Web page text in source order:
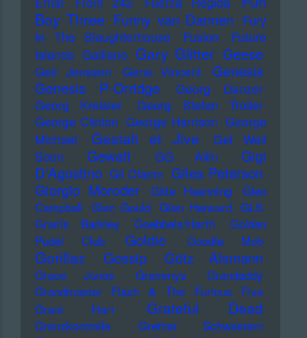
Boy Three Funny van Dannen Fury
In The Slaughterhouse
Fusion
Future
Islands Galliano Gary Glitter Geese
Geir Jenssen Gene Vincent
Genesis
Genesis P-Orridge
Georg Danzer
Georg Kreisler
Georg Stefan Troller
George Clinton George Harrison George
Michael
Gestalt et Jive
Get Well
Soon
Gewalt GG Allin
Gigi
D'Agostino Gil Ofarim Giles Peterson
Giorgio Moroder
Gitte Haenning
Glen
Campbell Glen Gould Glen Hansard GLS
Gnarls Barkley
Goebbels/Harth
Golden
Pudel Club
Goldie Goodie Mob
Gorillaz Gossip Götz Alsmann
Grace Jones Grammys
Grandaddy
Grandmaster Flash & The Furious Five
Grant Hart
Grateful Dead
Grenzkontrolle Grether Schwestern